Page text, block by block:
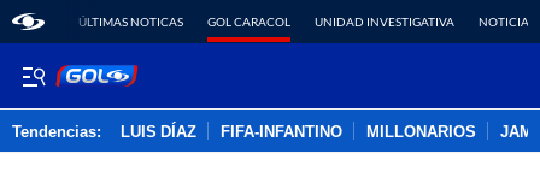
ÚLTIMAS NOTICAS GOL CARACOL UNIDAD INVESTIGATIVA NOTICIAS
Tendencias: LUIS DÍAZ FIFA-INFANTINO MILLONARIOS